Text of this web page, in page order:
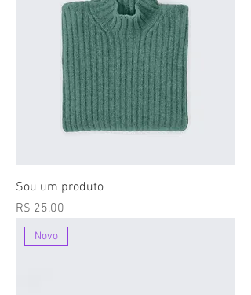
Sou um produto
Preço
R$ 25,00
Novo